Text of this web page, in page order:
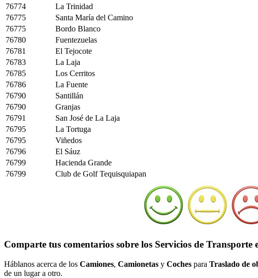
76774
La Trinidad
76775
Santa María del Camino
76775
Bordo Blanco
76780
Fuentezuelas
76781
El Tejocote
76783
La Laja
76785
Los Cerritos
76786
La Fuente
76790
Santillán
76790
Granjas
76791
San José de La Laja
76795
La Tortuga
76795
Viñedos
76796
El Sáuz
76799
Hacienda Grande
76799
Club de Golf Tequisquiapan
Comparte tus comentarios sobre los Servicios de Transporte
Háblanos acerca de los Camiones, Camionetas y Coches para Traslado de
de un lugar a otro.